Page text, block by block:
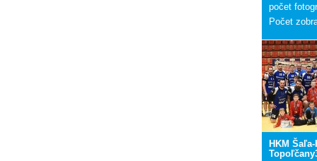
počet
Počet
HKM